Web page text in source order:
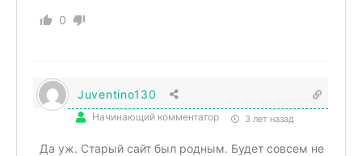
0
Juventino130
Начинающий комментатор 3 лет назад
Да уж. Старый сайт был родным. Будет совсем не